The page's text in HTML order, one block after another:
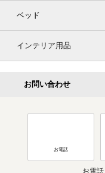
ベッド
インテリア用品
お問い合わせ
お電話